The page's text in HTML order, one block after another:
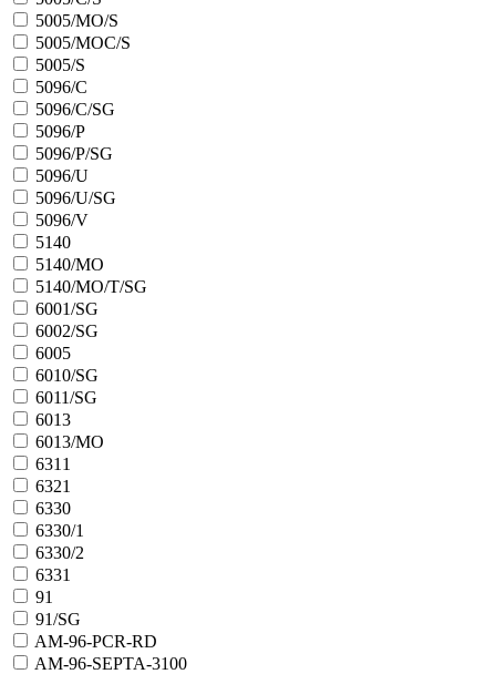
5005/MO/S
5005/MOC/S
5005/S
5096/C
5096/C/SG
5096/P
5096/P/SG
5096/U
5096/U/SG
5096/V
5140
5140/MO
5140/MO/T/SG
6001/SG
6002/SG
6005
6010/SG
6011/SG
6013
6013/MO
6311
6321
6330
6330/1
6330/2
6331
91
91/SG
AM-96-PCR-RD
AM-96-SEPTA-3100